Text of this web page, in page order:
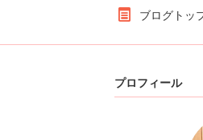
ブログトッ
プロフィール